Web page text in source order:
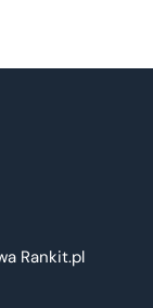
Rankit.pl